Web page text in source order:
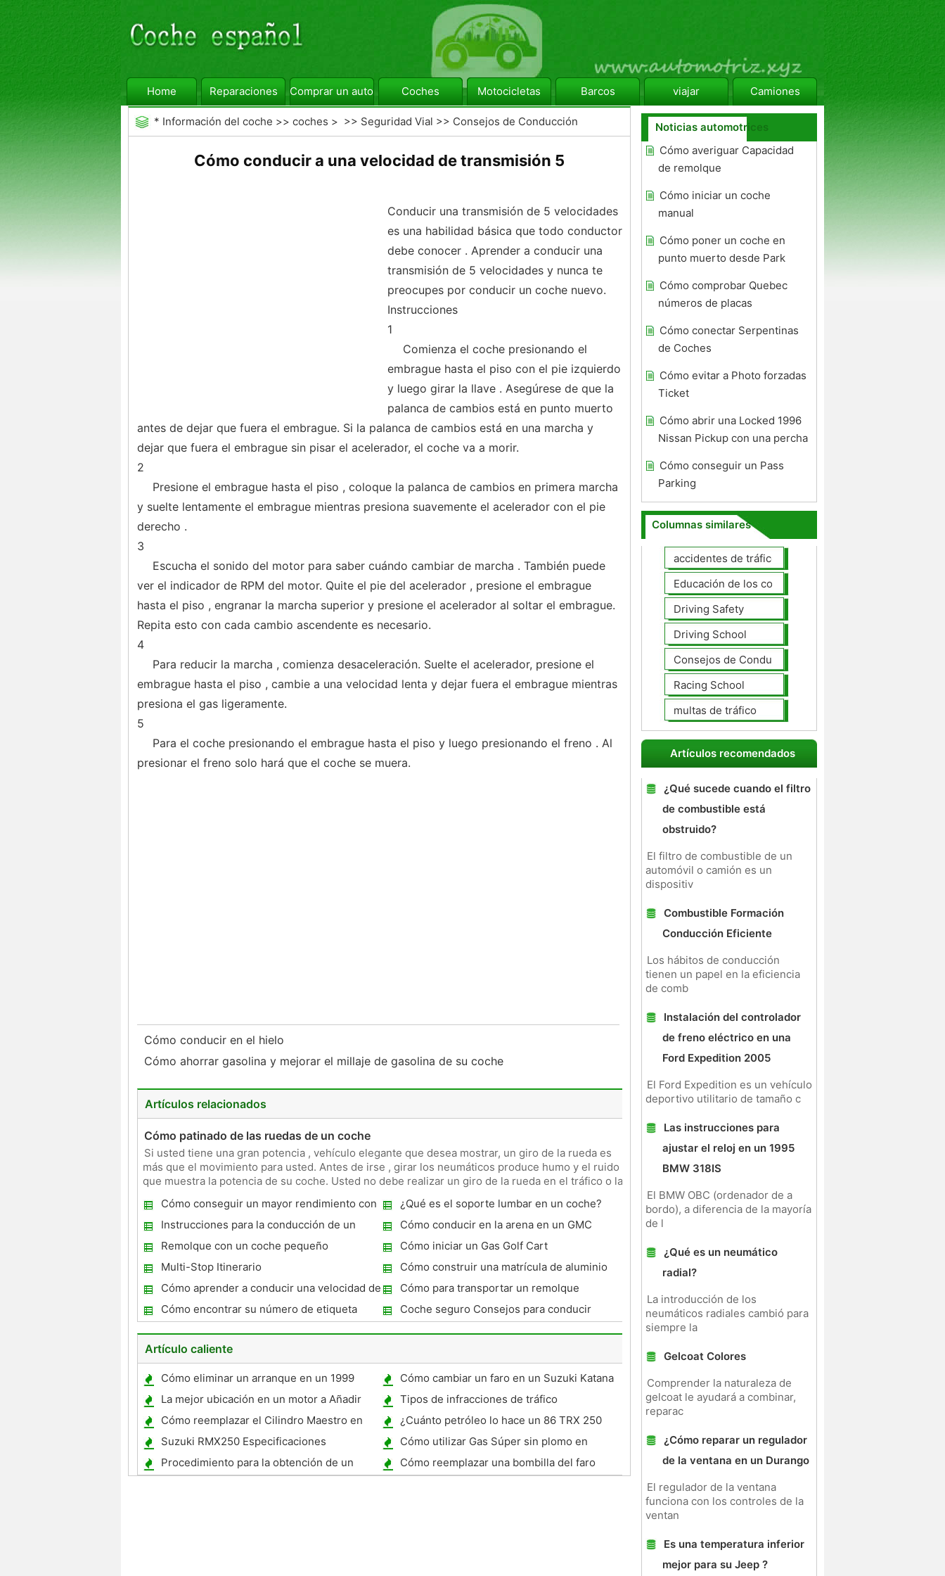
Home Reparaciones Comprar un automóvil Coches Motocicletas Barcos viajar Camiones
* Información del coche >> coches > >> Seguridad Vial >> Consejos de Conducción
Cómo conducir a una velocidad de transmisión 5
Conducir una transmisión de 5 velocidades
es una habilidad básica que todo conductor
debe conocer . Aprender a conducir una
transmisión de 5 velocidades y nunca te
preocupes por conducir un coche nuevo.
Instrucciones
1
Comienza el coche presionando el
embrague hasta el piso con el pie izquierdo
y luego girar la llave . Asegúrese de que la
palanca de cambios está en punto muerto
antes de dejar que fuera el embrague. Si la palanca de cambios está en una marcha y
dejar que fuera el embrague sin pisar el acelerador, el coche va a morir.
2
Presione el embrague hasta el piso , coloque la palanca de cambios en primera marcha
y suelte lentamente el embrague mientras presiona suavemente el acelerador con el pie
derecho .
3
Escucha el sonido del motor para saber cuándo cambiar de marcha . También puede
ver el indicador de RPM del motor. Quite el pie del acelerador , presione el embrague
hasta el piso , engranar la marcha superior y presione el acelerador al soltar el embrague.
Repita esto con cada cambio ascendente es necesario.
4
Para reducir la marcha , comienza desaceleración. Suelte el acelerador, presione el
embrague hasta el piso , cambie a una velocidad lenta y dejar fuera el embrague mientras
presiona el gas ligeramente.
5
Para el coche presionando el embrague hasta el piso y luego presionando el freno . Al
presionar el freno solo hará que el coche se muera.
Cómo conducir en el hielo
Cómo ahorrar gasolina y mejorar el millaje de gasolina de su coche
Artículos relacionados
Cómo patinado de las ruedas de un coche
Si usted tiene una gran potencia , vehículo elegante que desea mostrar, un giro de la rueda es
más que el movimiento para usted. Antes de irse , girar los neumáticos produce humo y el ruido
que muestra la potencia de su coche. Usted no debe realizar un giro de la rueda en el tráfico o las
Cómo conseguir un mayor rendimiento con
un Accord 1999
¿Qué es el soporte lumbar en un coche?
Instrucciones para la conducción de un
vehículo velocidad 5
Cómo conducir en la arena en un GMC
Acadia
Remolque con un coche pequeño
Cómo iniciar un Gas Golf Cart
Multi-Stop Itinerario
Cómo construir una matrícula de aluminio
Cómo aprender a conducir una velocidad de
5 en pocos días
Cómo para transportar un remolque
cerrado en Tennessee
Cómo encontrar su número de etiqueta Coche seguro Consejos para conducir
Artículo caliente
Cómo eliminar un arranque en un 1999
Nissan Sentra automático
Cómo cambiar un faro en un Suzuki Katana
La mejor ubicación en un motor a Añadir
Nitro
Tipos de infracciones de tráfico
Cómo reemplazar el Cilindro Maestro en
1996-2000 regate Caravanas
¿Cuánto petróleo lo hace un 86 TRX 250
ATV Hold?
Suzuki RMX250 Especificaciones
Cómo utilizar Gas Súper sin plomo en
motores de Chevy V8
Procedimiento para la obtención de un
título de salvamento en Tennessee
Cómo reemplazar una bombilla del faro
Honda Element
Noticias automotrices
Cómo averiguar Capacidad
de remolque
Cómo iniciar un coche
manual
Cómo poner un coche en
punto muerto desde Park
Cómo comprobar Quebec
números de placas
Cómo conectar Serpentinas
de Coches
Cómo evitar a Photo forzadas
Ticket
Cómo abrir una Locked 1996
Nissan Pickup con una percha
Cómo conseguir un Pass
Parking
Columnas similares
accidentes de tráfico
Educación de los conductores
Driving Safety
Driving School
Consejos de Conducción
Racing School
multas de tráfico
Artículos recomendados
¿Qué sucede cuando el filtro
de combustible está
obstruido?
El filtro de combustible de un
automóvil o camión es un
dispositiv
Combustible Formación
Conducción Eficiente
Los hábitos de conducción
tienen un papel en la eficiencia
de comb
Instalación del controlador
de freno eléctrico en una
Ford Expedition 2005
El Ford Expedition es un vehículo
deportivo utilitario de tamaño c
Las instrucciones para
ajustar el reloj en un 1995
BMW 318IS
El BMW OBC (ordenador de a
bordo), a diferencia de la mayoría
de l
¿Qué es un neumático
radial?
La introducción de los
neumáticos radiales cambió para
siempre la
Gelcoat Colores
Comprender la naturaleza de
gelcoat le ayudará a combinar,
reparac
¿Cómo reparar un regulador
de la ventana en un Durango
El regulador de la ventana
funciona con los controles de la
ventan
Es una temperatura inferior
mejor para su Jeep ?